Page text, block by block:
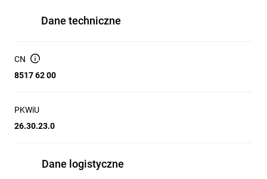
Sposób montażu: podtynkowy lub natynkowy (dodatkowa
Zasilanie: 15V DC
Wyświetlacz: podgrzewany LCD
Dane techniczne
CN
8517 62 00
PKWiU
26.30.23.0
Dane logistyczne